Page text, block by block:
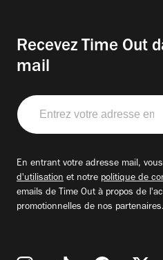
Recevez Time Out
mail
Entrez
votre
adresse
En entrant votre adresse mail,
d'utilisation et notre politique de
emails de Time Out à propos de
promotionnelles de nos partenaires.